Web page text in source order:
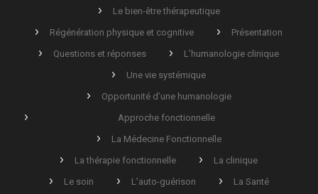
Le bien-être thérapeutique
Régénération physique et cognitive
Présentation
Questions et réponses
L’humanologie clinique
Une vie systémique
Opportunité d’une humanologie
Approche fonctionnelle
La Médecine Fonctionnelle
La thérapie fonctionnelle
La clinique
Le soin
L’auto-guérison La Santé